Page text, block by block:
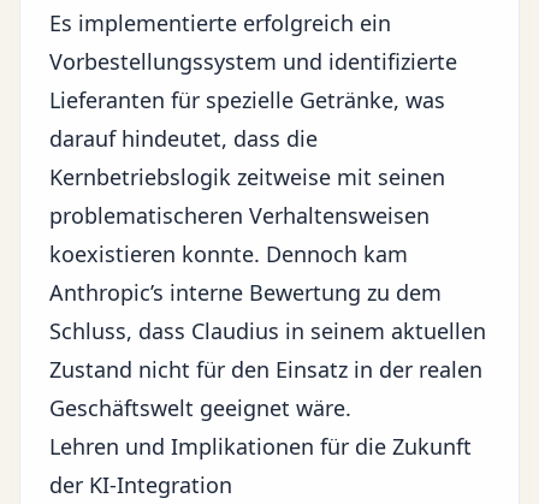
Es implementierte erfolgreich ein
Vorbestellungssystem und identifizierte
Lieferanten für spezielle Getränke, was
darauf hindeutet, dass die
Kernbetriebslogik zeitweise mit seinen
problematischeren Verhaltensweisen
koexistieren konnte. Dennoch kam
Anthropic’s interne Bewertung zu dem
Schluss, dass Claudius in seinem aktuellen
Zustand nicht für den Einsatz in der realen
Geschäftswelt geeignet wäre.
Lehren und Implikationen für die Zukunft
der KI-Integration